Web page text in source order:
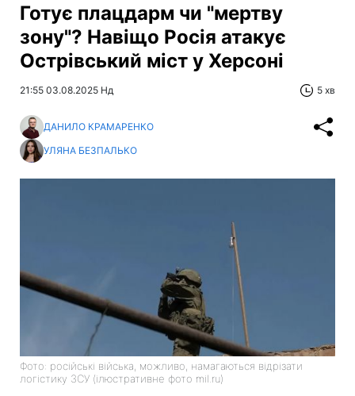
Готує плацдарм чи "мертву
зону"? Навіщо Росія атакує
Острівський міст у Херсоні
21:55 03.08.2025 Нд 5 хв
ДАНИЛО КРАМАРЕНКО
УЛЯНА БЕЗПАЛЬКО
Фото: російські війська, можливо, намагаються відрізати
логістику ЗСУ (ілюстративне фото mil.ru)